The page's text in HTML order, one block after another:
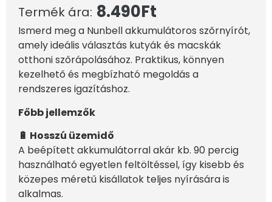
Termék ára: 8.490Ft
Ismerd meg a Nunbell akkumulátoros szőrnyírót,
amely ideális választás kutyák és macskák
otthoni szőrápolásához. Praktikus, könnyen
kezelhető és megbízható megoldás a
rendszeres igazításhoz.
Főbb jellemzők
🔋 Hosszú üzemidő
A beépített akkumulátorral akár kb. 90 percig
használható egyetlen feltöltéssel, így kisebb és
közepes méretű kisállatok teljes nyírására is
alkalmas.